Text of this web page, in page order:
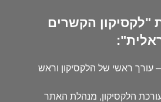
"לקסיקון הקשרים
– עורך ראשי של הלקסיקון וראש
הלקסיקון, מנהלת האתר